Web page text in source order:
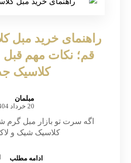
راهنمای خرید مبل
قم؛ نکات مهم قبل
کلاسیک
مبلمان
20 خرداد 1404
اگه سرت تو بازار مبل گرم
کلاسیک شیک و
ادامه مطلب